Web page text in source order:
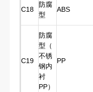
C18
防腐
型
ABS
C19
防腐
型（
不锈
钢内
衬
PP）
PP